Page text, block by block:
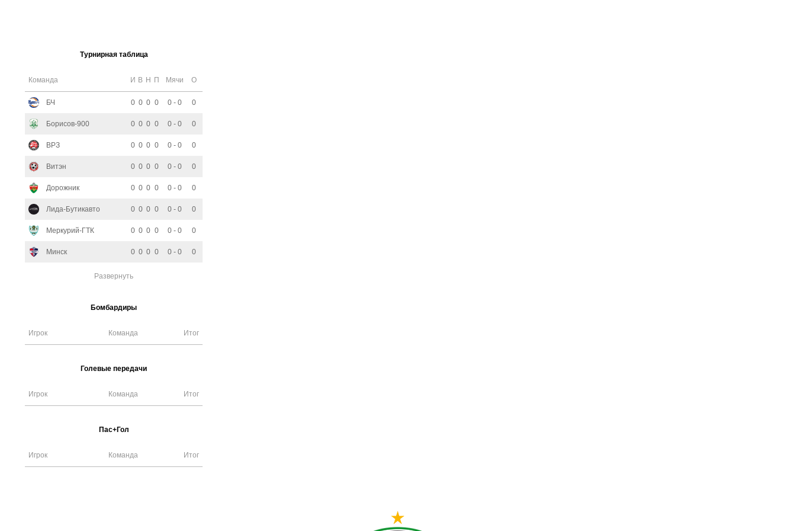
Турнирная таблица
Команда И В Н П Мячи О
БЧ 0 0 0 0 0 - 0 0
Борисов-900 0 0 0 0 0 - 0 0
ВРЗ 0 0 0 0 0 - 0 0
Витэн 0 0 0 0 0 - 0 0
Дорожник 0 0 0 0 0 - 0 0
Лида-Бутикавто 0 0 0 0 0 - 0 0
Меркурий-ГТК 0 0 0 0 0 - 0 0
Минск 0 0 0 0 0 - 0 0
Развернуть
Бомбардиры
Игрок Команда Итог
Голевые передачи
Игрок Команда Итог
Пас+Гол
Игрок Команда Итог